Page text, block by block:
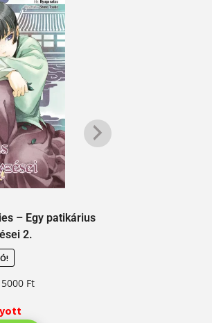
– Egy patikárius
2.
5000 Ft